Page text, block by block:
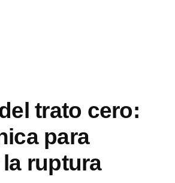
trato cero:
para
ruptura